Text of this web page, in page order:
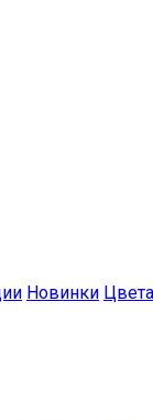
Новинки Цвета